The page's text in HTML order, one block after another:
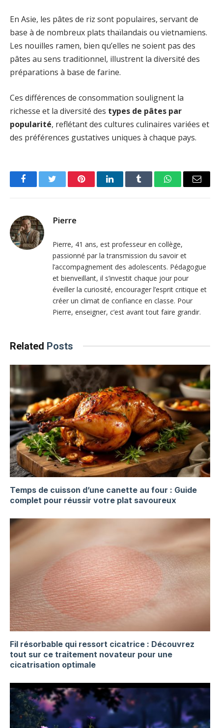
En Asie, les pâtes de riz sont populaires, servant de
base à de nombreux plats thaïlandais ou vietnamiens.
Les nouilles ramen, bien qu’elles ne soient pas des
pâtes au sens traditionnel, illustrent la diversité des
préparations à base de farine.
Ces différences de consommation soulignent la
richesse et la diversité des types de pâtes par
popularité, reflétant des cultures culinaires variées et
des préférences gustatives uniques à chaque pays.
FacebookTwitter PinterestLinkedInTumblr WhatsAppEmail
Pierre
Pierre, 41 ans, est professeur en collège,
passionné par la transmission du savoir et
l’accompagnement des adolescents. Pédagogue
et bienveillant, il s’investit chaque jour pour
éveiller la curiosité, encourager l’esprit critique et
créer un climat de confiance en classe. Pour
Pierre, enseigner, c’est avant tout faire grandir.
Related Posts
Temps de cuisson d’une canette au four : Guide
complet pour réussir votre plat savoureux
Fil résorbable qui ressort cicatrice : Découvrez
tout sur ce traitement novateur pour une
cicatrisation optimale